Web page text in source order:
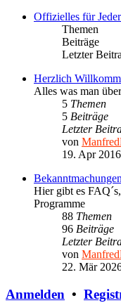
Offizielles für
Themen
Beiträge
Letzter
Herzlich
Alles was man
5 Themen
5 Beiträge
Letzter
von
19. Apr
Hier gibt es
Programme
88 Themen
96 Beiträge
Letzter
von
22. Mär
Anmelden •